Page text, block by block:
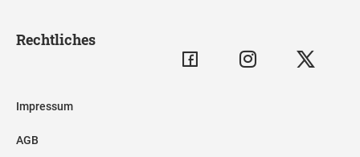
Rechtliches
Impressum
AGB